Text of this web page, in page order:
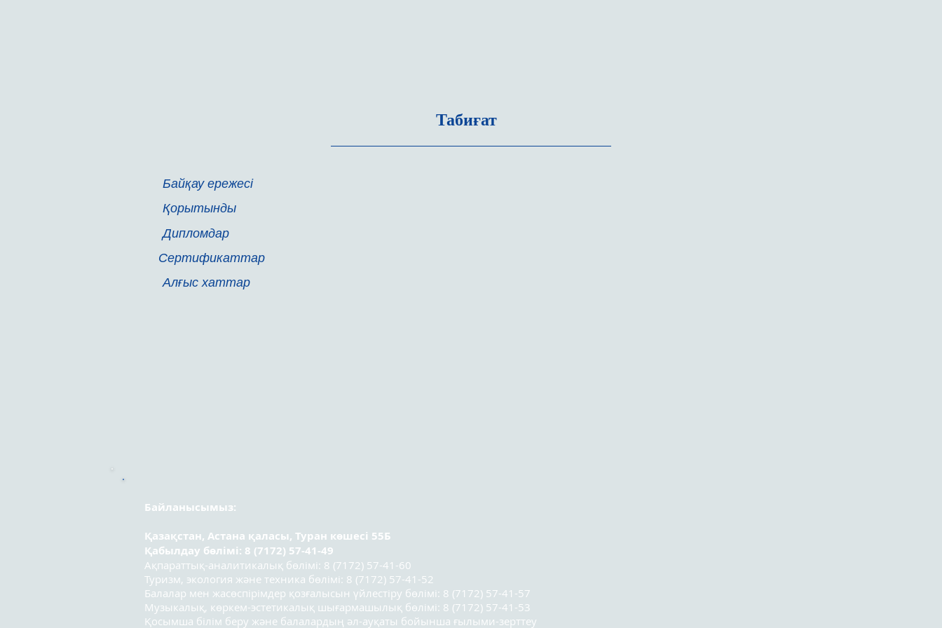
Табиғат
Байқау ережесі
Қорытынды
Дипломдар
Сертификаттар
Алғыс хаттар
Байланысымыз:
Қазақстан, Астана қаласы, Туран көшесі 55Б
Қабылдау бөлімі: 8 (7172) 57-41-49
Ақпараттық-аналитикалық бөлімі: 8 (7172) 57-41-60
Туризм, экология және техника бөлімі: 8 (7172) 57-41-52
Балалар мен жасөспірімдер қозғалысын үйлестіру бөлімі: 8 (7172) 57-41-57
Музыкалық, көркем-эстетикалық шығармашылық бөлімі: 8 (7172) 57-41-53
Қосымша білім беру және балалардың әл-ауқаты бойынша ғылыми-зерттеу